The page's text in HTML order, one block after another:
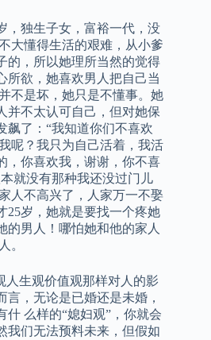
，独生子女，富裕一代，没
大懂得生活的艰难，从小爹
的，所以她理所当然的觉得
所欲，她喜欢男人把自己当
是坏，她只是不懂事。她
并不太认可自己，但对她保
飙了：“我知道你们不喜欢
呢？我只为自己活着，我活
，你喜欢我，谢谢，你不喜
就没有那种我还没过门儿
人不高兴了，人家万一不娶
岁，她就是要找一个疼她
的男人！哪怕她和他的家人
。
人生观价值观那样对人的影
，无论是已婚还是未婚，
什 么样的“媳妇观”，你就会
我们无法预料未来，但假如